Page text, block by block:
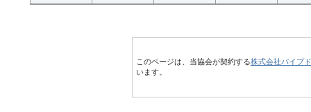
このページは、当協会が契約する株式会社パイプ
います。